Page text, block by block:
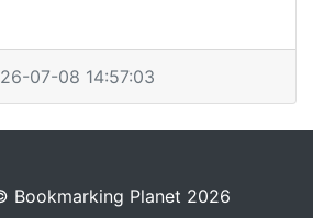
07-08 14:57:03
Bookmarking Planet 2026